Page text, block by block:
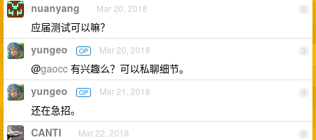
2
nuanyang Mar 20, 2018
应届测试可以嘛？
3
yungeo OP Mar 20, 2018
@gaocc 有兴趣么？可以私聊细节。
4
yungeo OP Mar 21, 2018
还在急招。
5
CANTI Mar 22, 2018